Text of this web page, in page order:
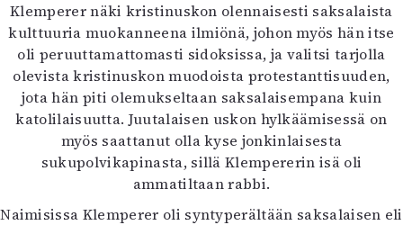
Klemperer näki kristinuskon olennaisesti saksalaista
kulttuuria muokanneena ilmiönä, johon myös hän itse
oli peruuttamattomasti sidoksissa, ja valitsi tarjolla
olevista kristinuskon muodoista protestanttisuuden,
jota hän piti olemukseltaan saksalaisempana kuin
katolilaisuutta. Juutalaisen uskon hylkäämisessä on
myös saattanut olla kyse jonkinlaisesta
sukupolvikapinasta, sillä Klempererin isä oli
ammatiltaan rabbi.
Naimisissa Klemperer oli syntyperältään saksalaisen eli